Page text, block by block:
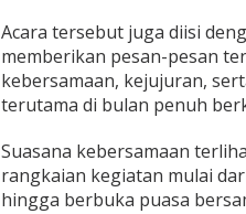
Acara tersebut juga diisi
memberikan pesan-pesan
kebersamaan, kejujuran,
terutama di bulan penuh
Suasana kebersamaan
rangkaian kegiatan mulai
hingga berbuka puasa